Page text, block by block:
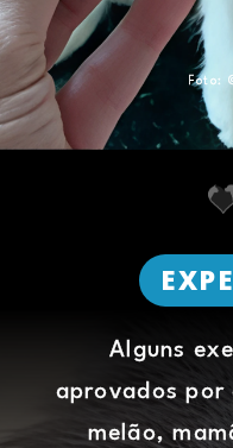
Foto:
Alguns
aprovados
melão,